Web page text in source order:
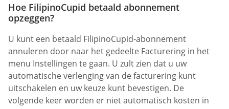
Hoe FilipinoCupid betaald abonnement
opzeggen?
U kunt een betaald FilipinoCupid-abonnement
annuleren door naar het gedeelte Facturering in het
menu Instellingen te gaan. U zult zien dat u uw
automatische verlenging van de facturering kunt
uitschakelen en uw keuze kunt bevestigen. De
volgende keer worden er niet automatisch kosten in